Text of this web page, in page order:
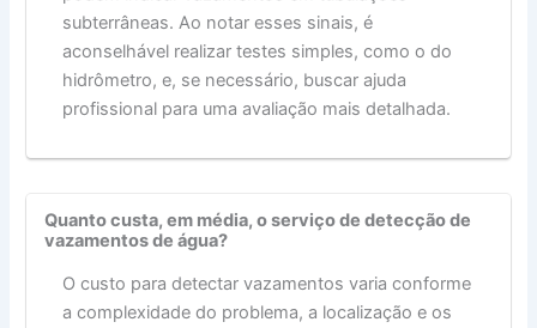
subterrâneas. Ao notar esses sinais, é
aconselhável realizar testes simples, como o do
hidrômetro, e, se necessário, buscar ajuda
profissional para uma avaliação mais detalhada.
Quanto custa, em média, o serviço de detecção de
vazamentos de água?
O custo para detectar vazamentos varia conforme
a complexidade do problema, a localização e os